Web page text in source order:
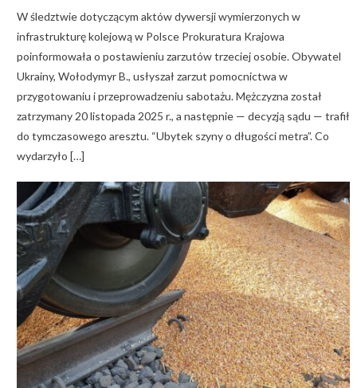
W śledztwie dotyczącym aktów dywersji wymierzonych w
infrastrukturę kolejową w Polsce Prokuratura Krajowa
poinformowała o postawieniu zarzutów trzeciej osobie. Obywatel
Ukrainy, Wołodymyr B., usłyszał zarzut pomocnictwa w
przygotowaniu i przeprowadzeniu sabotażu. Mężczyzna został
zatrzymany 20 listopada 2025 r., a następnie — decyzją sądu — trafił
do tymczasowego aresztu. “Ubytek szyny o długości metra”. Co
wydarzyło […]